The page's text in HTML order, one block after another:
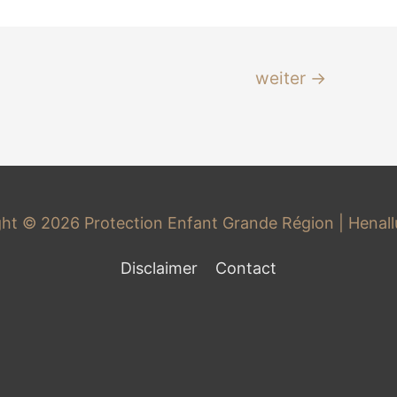
weiter →
© 2026 Protection Enfant Grande Région |
Disclaimer Contact